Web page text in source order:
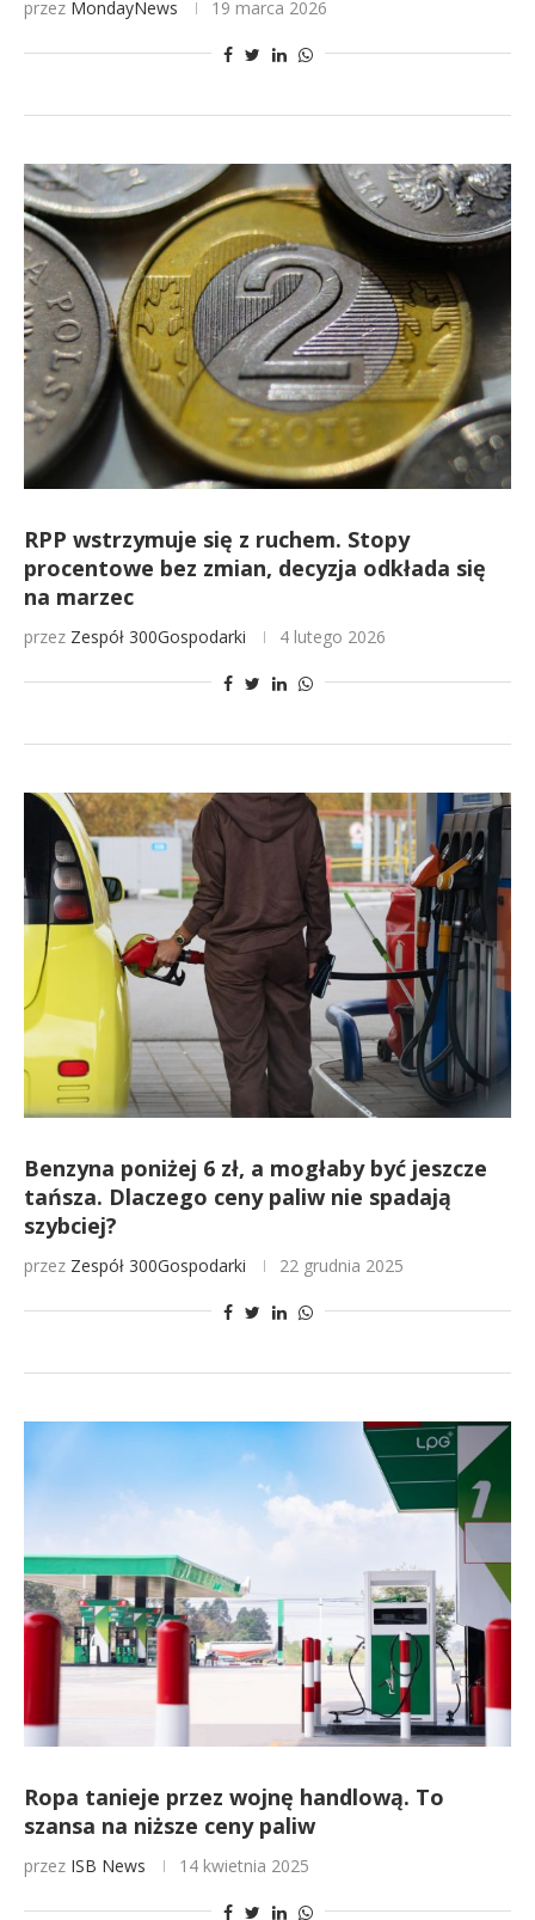
przez MondayNews 19 marca 2026
RPP wstrzymuje się z ruchem. Stopy
procentowe bez zmian, decyzja odkłada się
na marzec
przez Zespół 300Gospodarki 4 lutego 2026
Benzyna poniżej 6 zł, a mogłaby być jeszcze
tańsza. Dlaczego ceny paliw nie spadają
szybciej?
przez Zespół 300Gospodarki 22 grudnia 2025
Ropa tanieje przez wojnę handlową. To
szansa na niższe ceny paliw
przez ISB News 14 kwietnia 2025